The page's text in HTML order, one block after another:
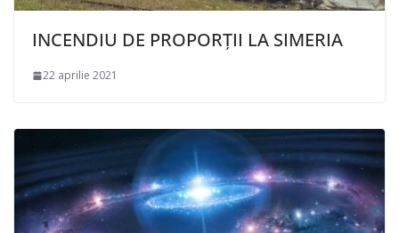
INCENDIU DE PROPORȚII LA SIMERIA
22 aprilie 2021